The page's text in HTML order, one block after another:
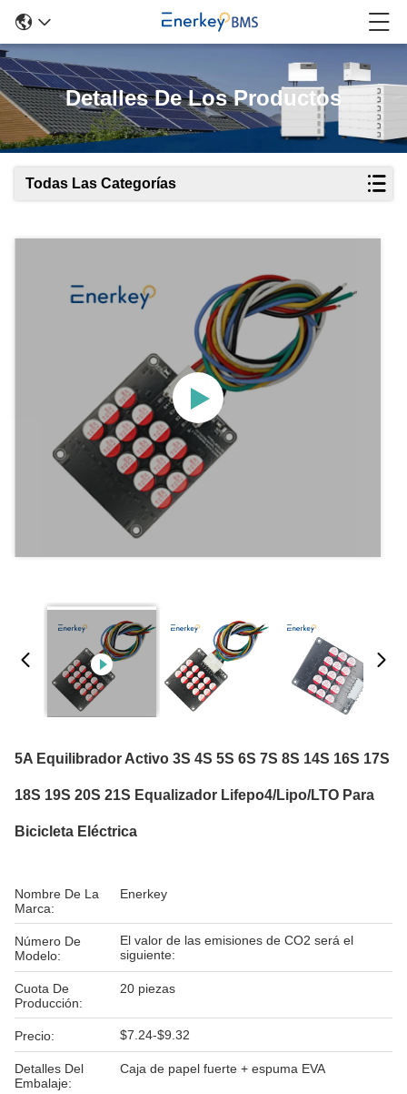
Detalles De Los Productos
Todas Las Categorías
5A Equilibrador Activo 3S 4S 5S 6S 7S 8S 14S 16S 17S
18S 19S 20S 21S Equalizador Lifepo4/Lipo/LTO Para
Bicicleta Eléctrica
Nombre De La
Marca:
Enerkey
Número De
Modelo:
El valor de las emisiones de CO2 será el
siguiente:
Cuota De
Producción:
20 piezas
Precio: $7.24-$9.32
Detalles Del
Embalaje:
Caja de papel fuerte + espuma EVA